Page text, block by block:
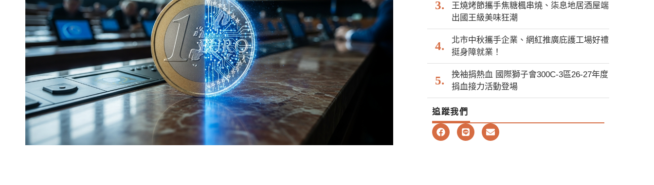
王燒烤節攜手焦糖楓串燒、柒息地居酒屋端
出國王級美味狂潮
北市中秋攜手企業、網紅推廣庇護工場好禮
挺身障就業！
挽袖捐熱血 國際獅子會300C-3區26-27年度
捐血接力活動登場
追蹤我們
F
a
L
i
E
n